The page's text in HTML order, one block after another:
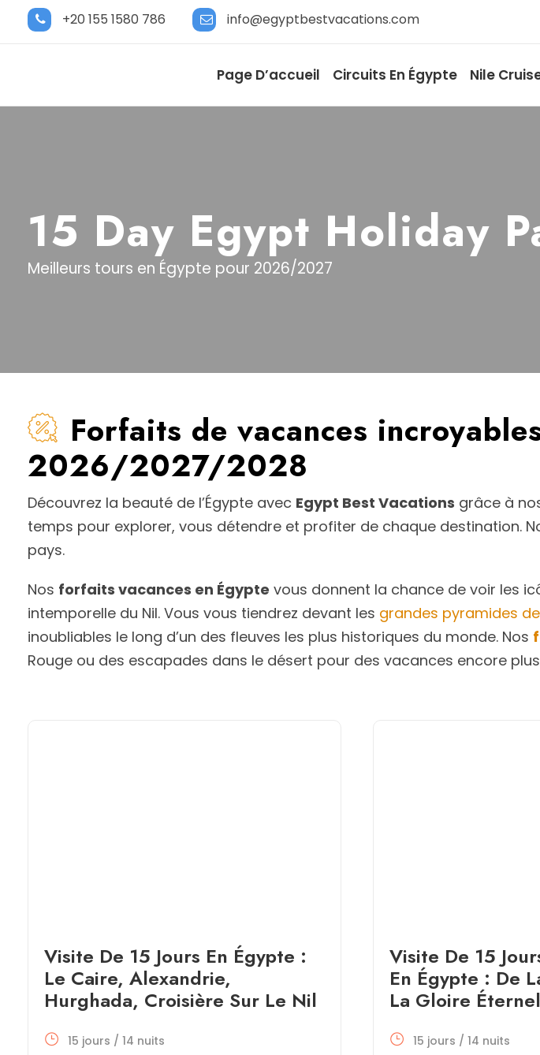
+20 155 1580 786 info@egyptbestvacations.com
Page D’accueil Circuits En Égypte Nile
15 Day Egypt Holiday
Meilleurs tours en Égypte pour 2026/2027
Forfaits de vacances
2026/2027/2028
Découvrez la beauté de l’Égypte avec Egypt Best Vacations grâce à
temps pour explorer, vous détendre et profiter de chaque destination.
pays.
Nos forfaits vacances en Égypte vous donnent la chance de voir les
intemporelle du Nil. Vous vous tiendrez devant les grandes pyramides
inoubliables le long d’un des fleuves les plus historiques du monde. Nos
Rouge ou des escapades dans le désert pour des vacances encore
Visite De 15 Jours En Égypte :
Le Caire, Alexandrie,
Hurghada, Croisière Sur Le Nil
15 jours / 14 nuits
Visite De 15
En Égypte : De
La Gloire
15 jours / 14 nuits